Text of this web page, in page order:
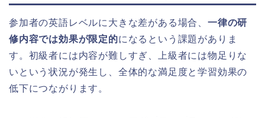
参加者の英語レベルに大きな差がある場合、 一律の研
修内容では効果が限定的になるという課題がありま
す。初級者には内容が難しすぎ、上級者には物足りな
いという状況が発生し、全体的な満足度と学習効果の
低下につながります。